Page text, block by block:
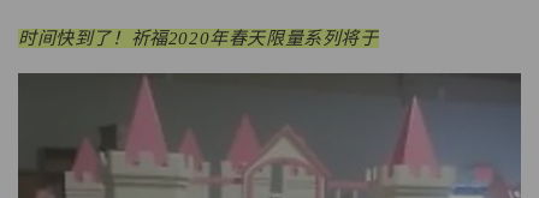
时间快到了！祈福2020年春天限量系列将于